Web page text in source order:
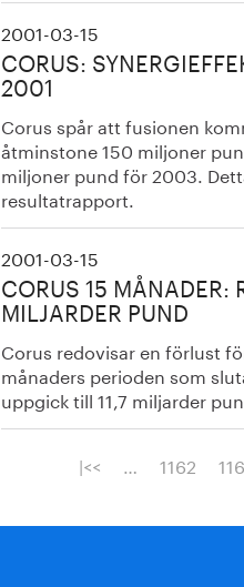
2001-03-15
CORUS:
2001
Corus spår att fusionen
åtminstone 150 miljoner
miljoner pund för 2003.
resultatrapport.
2001-03-15
CORUS 15 MÅNADER:
MILJARDER PUND
Corus redovisar en förlust
månaders perioden som
uppgick till 11,7 miljarder
|<< 1162